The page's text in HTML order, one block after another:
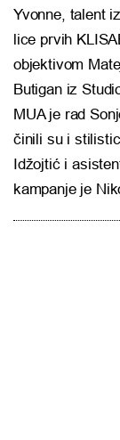
Yvonne, talent
lice prvih
objektivom
Butigan iz
MUA je rad
činili su i
Idžojtić i
kampanje je